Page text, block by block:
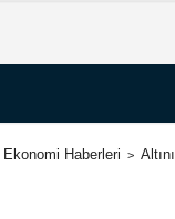
Ekonomi Haberleri